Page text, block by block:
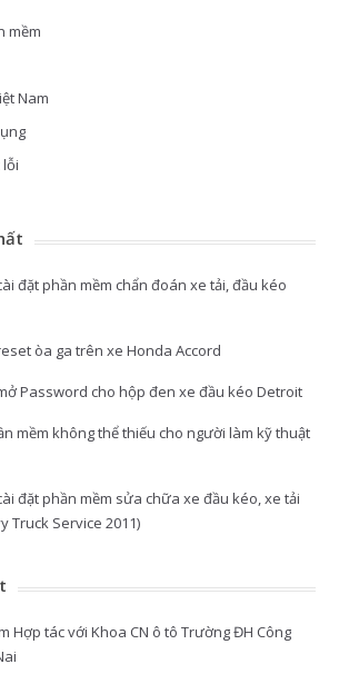
mềm
Nam
đặt phần mềm chẩn đoán xe tải, đầu kéo
òa ga trên xe Honda Accord
Password cho hộp đen xe đầu kéo Detroit
mềm không thể thiếu cho người làm kỹ thuật
đặt phần mềm sửa chữa xe đầu kéo, xe tải
Truck Service 2011)
Hợp tác với Khoa CN ô tô Trường ĐH Công